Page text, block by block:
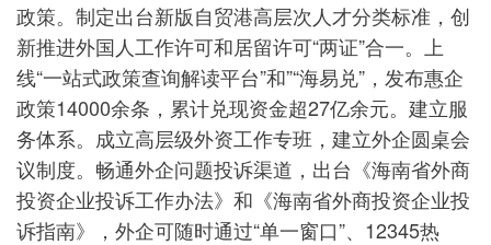
政策。制定出台新版自贸港高层次人才分类标准，创
新推进外国人工作许可和居留许可“两证”合一。上
线“一站式政策查询解读平台”和”“海易兑”，发布惠企
政策14000余条，累计兑现资金超27亿余元。建立服
务体系。成立高层级外资工作专班，建立外企圆桌会
议制度。畅通外企问题投诉渠道，出台《海南省外商
投资企业投诉工作办法》和《海南省外商投资企业投
诉指南》，外企可随时通过“单一窗口”、12345热